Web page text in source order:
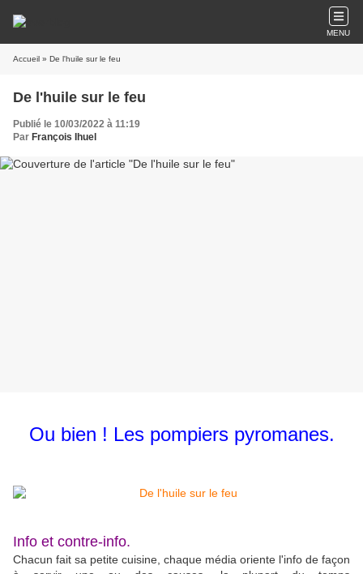
MENU
Accueil » De l'huile sur le feu
De l'huile sur le feu
Publié le 10/03/2022 à 11:19
Par François Ihuel
Ou bien ! Les pompiers pyromanes.
Info et contre-info.
Chacun fait sa petite cuisine, chaque média oriente l'info de façon